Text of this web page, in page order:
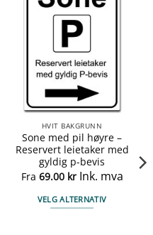
HVIT BAKGRUNN
Sone med pil høyre –
Reservert leietaker med
gyldig p-bevis
Fra 69.00 kr Ink. mva
VELG ALTERNATIV